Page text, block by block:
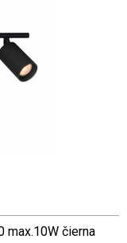
max.10W čierna